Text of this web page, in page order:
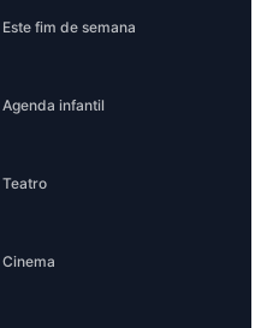
Este fim de semana
Agenda infantil
Teatro
Cinema